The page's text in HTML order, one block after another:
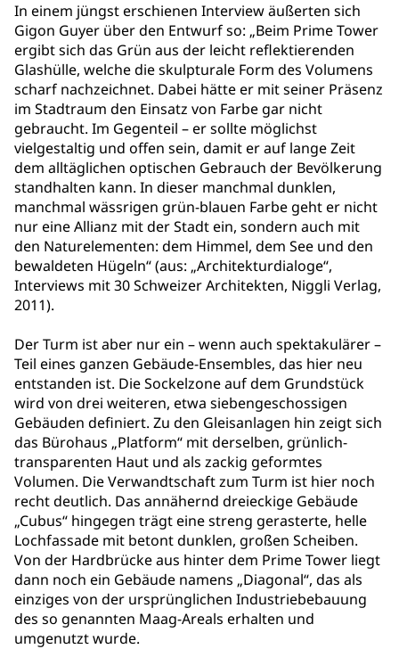
In einem jüngst erschienen Interview äußerten sich
Gigon Guyer über den Entwurf so: „Beim Prime Tower
ergibt sich das Grün aus der leicht reflektierenden
Glashülle, welche die skulpturale Form des Volumens
scharf nachzeichnet. Dabei hätte er mit seiner Präsenz
im Stadtraum den Einsatz von Farbe gar nicht
gebraucht. Im Gegenteil – er sollte möglichst
vielgestaltig und offen sein, damit er auf lange Zeit
dem alltäglichen optischen Gebrauch der Bevölkerung
standhalten kann. In dieser manchmal dunklen,
manchmal wässrigen grün-blauen Farbe geht er nicht
nur eine Allianz mit der Stadt ein, sondern auch mit
den Naturelementen: dem Himmel, dem See und den
bewaldeten Hügeln“ (aus: „Architekturdialoge“,
Interviews mit 30 Schweizer Architekten, Niggli Verlag,
2011).
Der Turm ist aber nur ein – wenn auch spektakulärer –
Teil eines ganzen Gebäude-Ensembles, das hier neu
entstanden ist. Die Sockelzone auf dem Grundstück
wird von drei weiteren, etwa siebengeschossigen
Gebäuden definiert. Zu den Gleisanlagen hin zeigt sich
das Bürohaus „Platform“ mit derselben, grünlich-
transparenten Haut und als zackig geformtes
Volumen. Die Verwandtschaft zum Turm ist hier noch
recht deutlich. Das annähernd dreieckige Gebäude
„Cubus“ hingegen trägt eine streng gerasterte, helle
Lochfassade mit betont dunklen, großen Scheiben.
Von der Hardbrücke aus hinter dem Prime Tower liegt
dann noch ein Gebäude namens „Diagonal“, das als
einziges von der ursprünglichen Industriebebauung
des so genannten Maag-Areals erhalten und
umgenutzt wurde.